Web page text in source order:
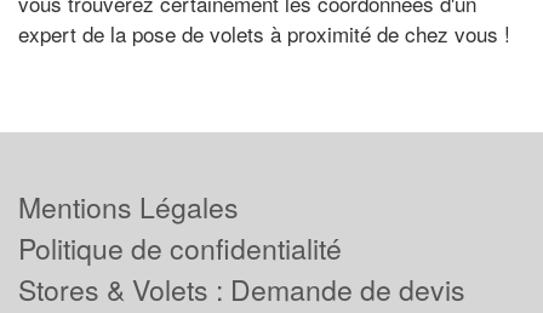
expert de la pose de volets à proximité de chez vous !
Mentions Légales
Politique de confidentialité
Stores & Volets : Demande de devis